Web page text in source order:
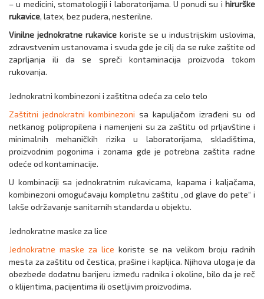
– u medicini, stomatologiji i laboratorijama. U ponudi su i hirurške
rukavice, latex, bez pudera, nesterilne.
Vinilne jednokratne rukavice koriste se u industrijskim uslovima,
zdravstvenim ustanovama i svuda gde je cilj da se ruke zaštite od
zaprljanja ili da se spreči kontaminacija proizvoda tokom
rukovanja.
Jednokratni kombinezoni i zaštitna odeća za celo telo
Zaštitni jednokratni kombinezoni sa kapuljačom izrađeni su od
netkanog polipropilena i namenjeni su za zaštitu od prljavštine i
minimalnih mehaničkih rizika u laboratorijama, skladištima,
proizvodnim pogonima i zonama gde je potrebna zaštita radne
odeće od kontaminacije.
U kombinaciji sa jednokratnim rukavicama, kapama i kaljačama,
kombinezoni omogućavaju kompletnu zaštitu „od glave do pete“ i
lakše održavanje sanitarnih standarda u objektu.
Jednokratne maske za lice
Jednokratne maske za lice koriste se na velikom broju radnih
mesta za zaštitu od čestica, prašine i kapljica. Njihova uloga je da
obezbede dodatnu barijeru između radnika i okoline, bilo da je reč
o klijentima, pacijentima ili osetljivim proizvodima.